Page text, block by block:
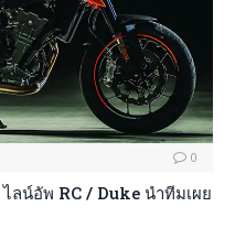
0
ลน์อัพ RC / Duke นำทีมเผย